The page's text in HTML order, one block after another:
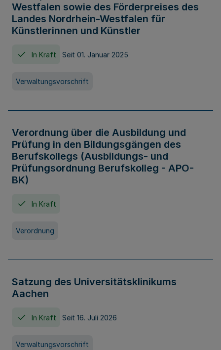
Westfalen sowie des Förderpreises des
Landes Nordrhein-Westfalen für
Künstlerinnen und Künstler
In Kraft Seit 01. Januar 2025
Verwaltungsvorschrift
Verordnung über die Ausbildung und
Prüfung in den Bildungsgängen des
Berufskollegs (Ausbildungs- und
Prüfungsordnung Berufskolleg - APO-
BK)
In Kraft
Verordnung
Satzung des Universitätsklinikums
Aachen
In Kraft Seit 16. Juli 2026
Verwaltungsvorschrift